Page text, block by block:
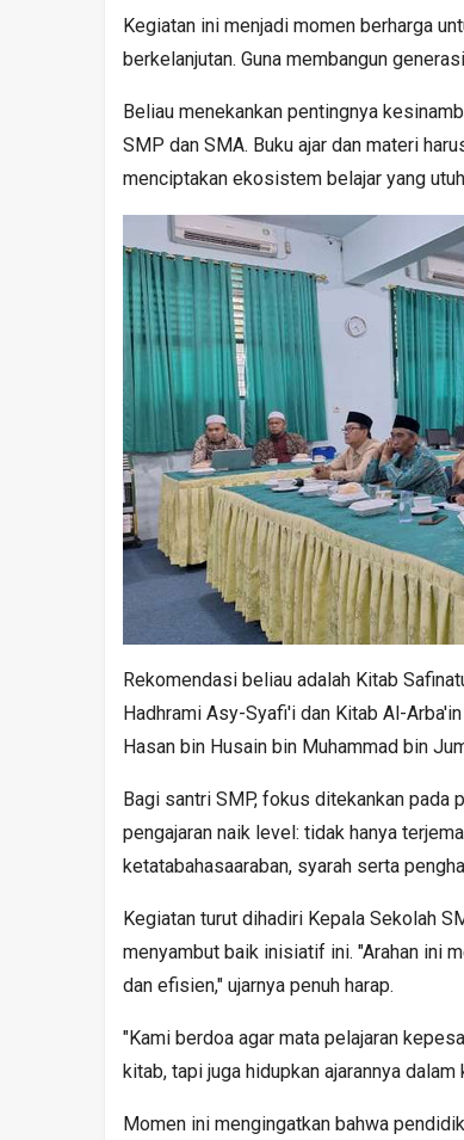
Kegiatan ini menjadi momen berharga
berkelanjutan. Guna membangun
Beliau menekankan pentingnya
SMP dan SMA. Buku ajar dan materi
menciptakan ekosistem belajar yang
Rekomendasi beliau adalah Kitab
Hadhrami Asy-Syafi'i dan Kitab Al-
Hasan bin Husain bin Muhammad bin
Bagi santri SMP, fokus ditekankan pada
pengajaran naik level: tidak hanya
ketatabahasaaraban, syarah serta
Kegiatan turut dihadiri Kepala Sekolah
menyambut baik inisiatif ini. "Arahan ini
dan efisien," ujarnya penuh harap.
"Kami berdoa agar mata pelajaran
kitab, tapi juga hidupkan ajarannya
Momen ini mengingatkan bahwa